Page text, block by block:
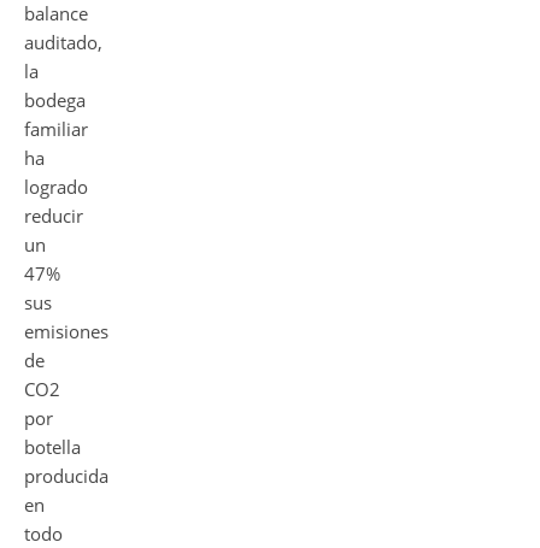
balance
auditado,
la
bodega
familiar
ha
logrado
reducir
un
47%
sus
emisiones
de
CO2
por
botella
producida
en
todo